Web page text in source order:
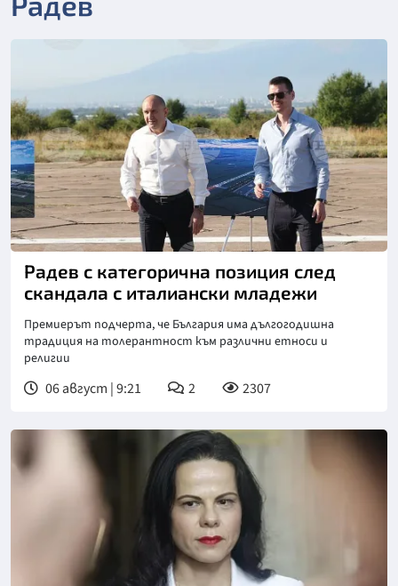
Радев с категорична позиция след
скандала с италиански младежи
Премиерът подчерта, че България има дългогодишна
традиция на толерантност към различни етноси и
религии
06 август | 9:21 2 2307